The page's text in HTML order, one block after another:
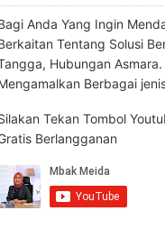
Anda Yang Ingin
Tentang Solusi
Hubungan Asmara.
Berbagai
Tekan Tombol
Berlangganan